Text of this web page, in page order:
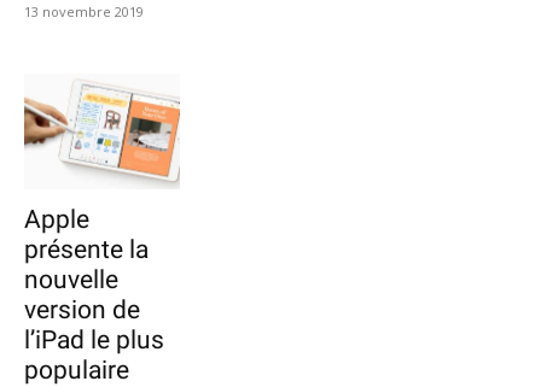
13 novembre 2019
Apple
présente la
nouvelle
version de
l’iPad le plus
populaire